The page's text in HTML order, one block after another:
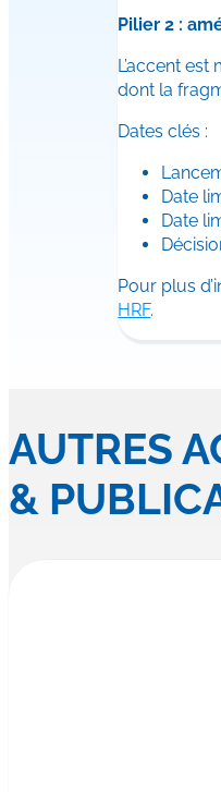
Pilier 2 :
L’accent
dont la
Dates clés :
Date
Date
Pour plus
HRF.
AUTRES
&